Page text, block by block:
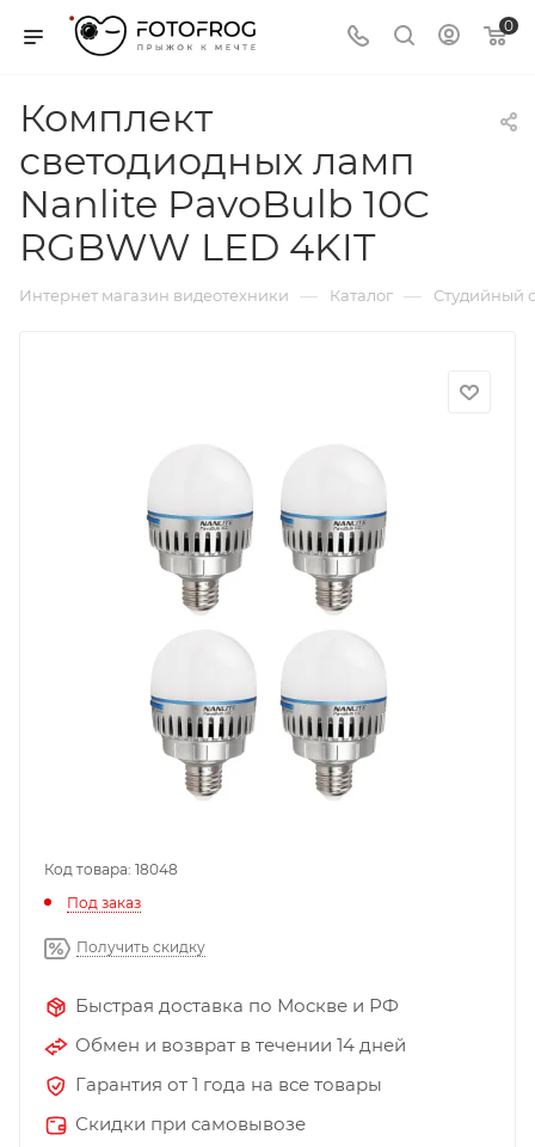
0
Комплект
светодиодных ламп
Nanlite PavoBulb 10C
RGBWW LED 4KIT
Интернет магазин видеотехники — Каталог — Студийный
Код товара: 18048
Под заказ
Получить скидку
Быстрая доставка по Москве и РФ
Обмен и возврат в течении 14 дней
Гарантия от 1 года на все товары
Скидки при самовывозе